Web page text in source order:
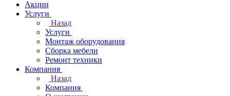
Акции
Услуги
Назад
Услуги
Монтаж оборудования
Сборка мебели
Ремонт техники
Компания
Назад
Компания